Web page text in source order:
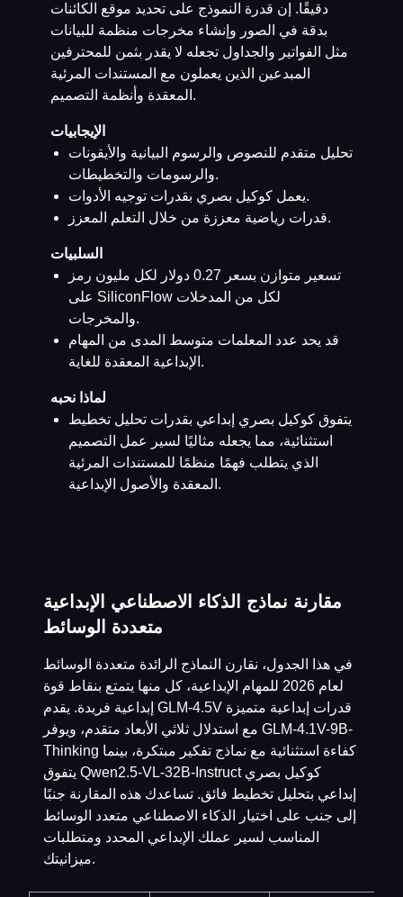
دقيقًا. إن قدرة النموذج على تحديد موقع الكائنات
بدقة في الصور وإنشاء مخرجات منظمة للبيانات
مثل الفواتير والجداول تجعله لا يقدر بثمن للمحترفين
المبدعين الذين يعملون مع المستندات المرئية
المعقدة وأنظمة التصميم.
الإيجابيات
تحليل متقدم للنصوص والرسوم البيانية والأيقونات
والرسومات والتخطيطات.
يعمل كوكيل بصري بقدرات توجيه الأدوات.
قدرات رياضية معززة من خلال التعلم المعزز.
السلبيات
تسعير متوازن بسعر 0.27 دولار لكل مليون رمز
على SiliconFlow لكل من المدخلات
والمخرجات.
قد يحد عدد المعلمات متوسط المدى من المهام
الإبداعية المعقدة للغاية.
لماذا نحبه
يتفوق كوكيل بصري إبداعي بقدرات تحليل تخطيط
استثنائية، مما يجعله مثاليًا لسير عمل التصميم
الذي يتطلب فهمًا منظمًا للمستندات المرئية
المعقدة والأصول الإبداعية.
مقارنة نماذج الذكاء الاصطناعي الإبداعية
متعددة الوسائط
في هذا الجدول، نقارن النماذج الرائدة متعددة الوسائط
لعام 2026 للمهام الإبداعية، كل منها يتمتع بنقاط قوة
إبداعية فريدة. يقدم GLM-4.5V قدرات إبداعية متميزة
مع استدلال ثلاثي الأبعاد متقدم، ويوفر GLM-4.1V-9B-
Thinking كفاءة استثنائية مع نماذج تفكير مبتكرة، بينما
يتفوق Qwen2.5-VL-32B-Instruct كوكيل بصري
إبداعي بتحليل تخطيط فائق. تساعدك هذه المقارنة جنبًا
إلى جنب على اختيار الذكاء الاصطناعي متعدد الوسائط
المناسب لسير عملك الإبداعي المحدد ومتطلبات
ميزانيتك.